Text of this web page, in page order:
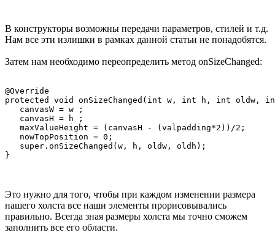
В конструкторы возможны передачи параметров, стилей и т.д.
Нам все эти излишки в рамках данной статьи не понадобятся.
Затем нам необходимо переопределить метод onSizeChanged:
@Override
protected void onSizeChanged(int w, int h, int oldw,
   canvasW = w ;
   canvasH = h ;
   maxValueHeight = (canvasH - (valpadding*2))/2;
   nowTopPosition = 0;
   super.onSizeChanged(w, h, oldw, oldh);
Это нужно для того, чтобы при каждом изменении размера
нашего холста все наши элементы прорисовывались
правильно. Всегда зная размеры холста мы точно сможем
заполнить все его области.